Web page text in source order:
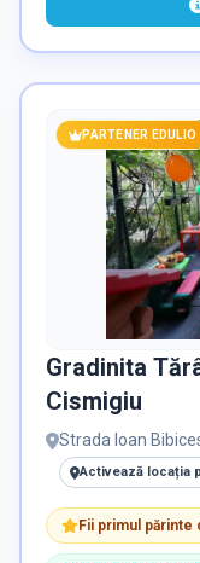
PARTENER EDULIO
Gradinita
Cismigiu
Strada Ioan
Activează locația
Fii primul părinte